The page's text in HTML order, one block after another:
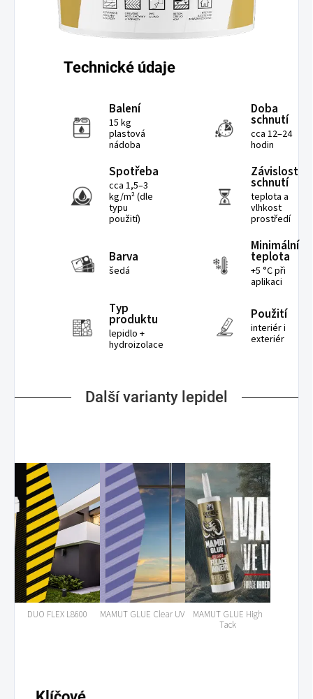
Technické údaje
Balení
15 kg
plastová
nádoba
Doba
schnutí
cca 12–24
hodin
Spotřeba
cca 1,5–3
kg/m² (dle
typu
použití)
Závislost
schnutí
teplota a
vlhkost
prostředí
Barva
šedá
Minimální
teplota
+5 °C při
aplikaci
Typ
produktu
lepidlo +
hydroizolace
Použití
interiér i
exteriér
Další varianty lepidel
DUO FLEX L8600 MAMUT GLUE Clear UV
MAMUT GLUE High
Tack